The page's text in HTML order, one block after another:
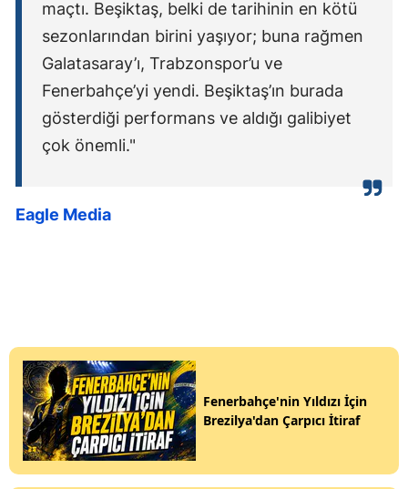
maçtı. Beşiktaş, belki de tarihinin en kötü
sezonlarından birini yaşıyor; buna rağmen
Galatasaray’ı, Trabzonspor’u ve
Fenerbahçe’yi yendi. Beşiktaş’ın burada
gösterdiği performans ve aldığı galibiyet
çok önemli."
Eagle Media
Fenerbahçe'nin Yıldızı İçin
Brezilya'dan Çarpıcı İtiraf